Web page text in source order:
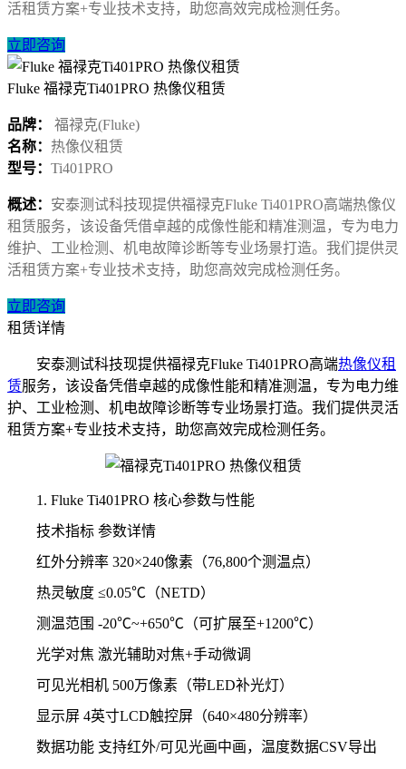
活租赁方案+专业技术支持，助您高效完成检测任务。
立即咨询
Fluke 福禄克Ti401PRO 热像仪租赁
品牌：
福禄克(Fluke)
名称： 热像仪租赁
型号： Ti401PRO
概述： ​安泰测试科技现提供福禄克Fluke Ti401PRO高端热像仪
租赁服务，该设备凭借卓越的成像性能和精准测温，专为电力
维护、工业检测、机电故障诊断等专业场景打造。我们提供灵
活租赁方案+专业技术支持，助您高效完成检测任务。
立即咨询
租赁详情
安泰测试科技现提供福禄克Fluke Ti401PRO高端热像仪租
赁服务，该设备凭借卓越的成像性能和精准测温，专为电力维
护、工业检测、机电故障诊断等专业场景打造。我们提供灵活
租赁方案+专业技术支持，助您高效完成检测任务。
1. Fluke Ti401PRO 核心参数与性能
技术指标 参数详情
红外分辨率 320×240像素（76,800个测温点）
热灵敏度 ≤0.05℃（NETD）
测温范围 -20℃~+650℃（可扩展至+1200℃）
光学对焦 激光辅助对焦+手动微调
可见光相机 500万像素（带LED补光灯）
显示屏 4英寸LCD触控屏（640×480分辨率）
数据功能 支持红外/可见光画中画，温度数据CSV导出